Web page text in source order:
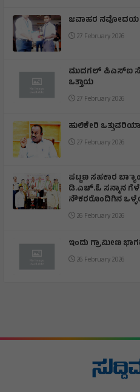
ಜವಾಹರ ನವೋದಯ
27 February 2026
ಮುದಗಲ್ ಪಿಎಸ್‌ಐ
ಒತ್ತಾಯ
27 February 2026
ಹುಲಿಕೇರಿ
27 February 2026
ಪಟ್ಟಣ ಸಹಕಾರ
ಡಿ.ಎಚ್.ಓ ಸನ್ಮಾನ
ನೌಕರರೊಂದಿಗಿನ
26 February 2026
ಇಂದು ಗ್ರಾಮೀಣ
26 February 2026